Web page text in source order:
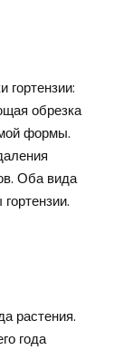
гортензии:
обрезка
формы.
Оба вида
растения.
года